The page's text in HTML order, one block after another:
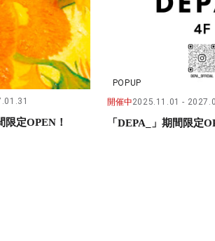
定OPEN！
POPUP
開催中2025.11.01
「DEPA_」期間限定